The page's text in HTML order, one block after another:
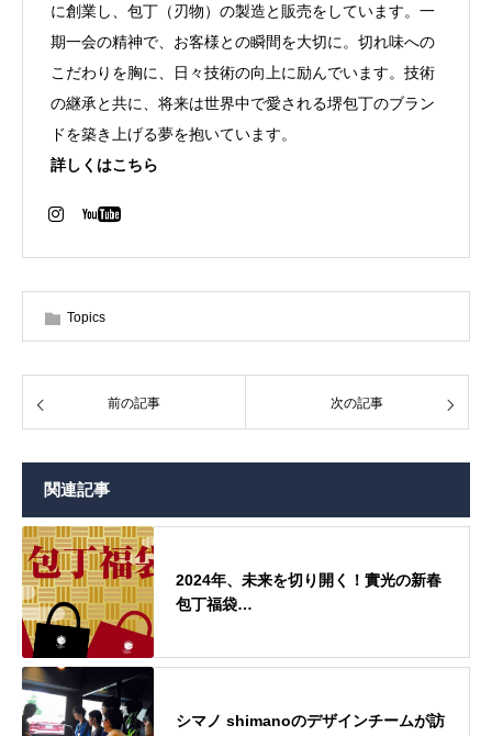
に創業し、包丁（刃物）の製造と販売をしています。一
期一会の精神で、お客様との瞬間を大切に。切れ味への
こだわりを胸に、日々技術の向上に励んでいます。技術
の継承と共に、将来は世界中で愛される堺包丁のブラン
ドを築き上げる夢を抱いています。
詳しくはこちら
Topics
前の記事 次の記事
関連記事
2024年、未来を切り開く！實光の新春
包丁福袋…
シマノ shimanoのデザインチームが訪